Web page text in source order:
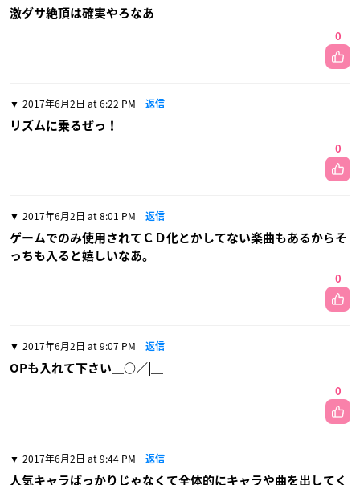
激ダサ絶頂は確実やろなあ
0
2017年6月2日 at 6:22 PM 返信
リズムに乗るぜっ！
0
2017年6月2日 at 8:01 PM 返信
ゲームでのみ使用されてＣＤ化とかしてない楽曲もあるからそ
っちも入ると嬉しいなあ。
0
2017年6月2日 at 9:07 PM 返信
OPも入れて下さい＿○／|＿
0
2017年6月2日 at 9:44 PM 返信
人気キャラばっかりじゃなくて全体的にキャラや曲を出してく